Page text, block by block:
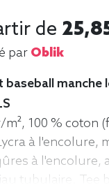
de
par Oblik
baseball manche
m², 100 % coton
à l'encolure,
à l'encolure,
tubulaire. Tee